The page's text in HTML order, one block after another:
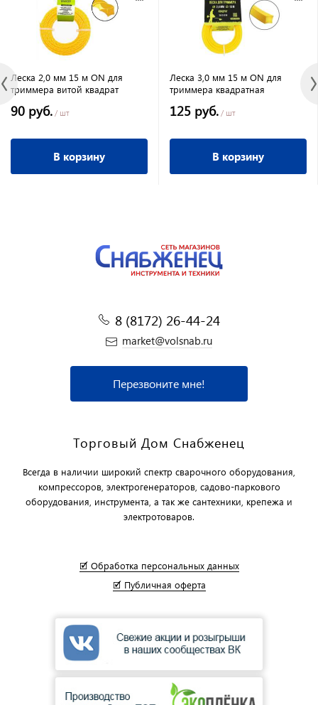
Леска 2,0 мм 15 м ON для
триммера витой квадрат
90 руб. / шт
В корзину
Леска 3,0 мм 15 м ON для
триммера квадратная
125 руб. / шт
В корзину
8 (8172) 26-44-24
market@volsnab.ru
Перезвоните мне!
Торговый Дом Снабженец
Всегда в наличии широкий спектр сварочного оборудования,
компрессоров, электрогенераторов, садово-паркового
оборудования, инструмента, а так же сантехники, крепежа и
электротоваров.
🗹 Обработка персональных данных
🗹 Публичная оферта